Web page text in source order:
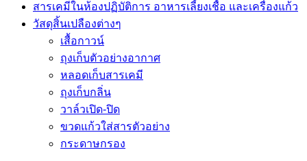
สารเคมีในห้องปฏิบัติการ อาหารเลี้ยงเชื้อ และเครื่องแก้ว
วัสดุสิ้นเปลืองต่างๆ
เสื้อกาวน์
ถุงเก็บตัวอย่างอากาศ
หลอดเก็บสารเคมี
ถุงเก็บกลิ่น
วาล์วเปิด-ปิด
ขวดแก้วใส่สารตัวอย่าง
กระดาษกรอง